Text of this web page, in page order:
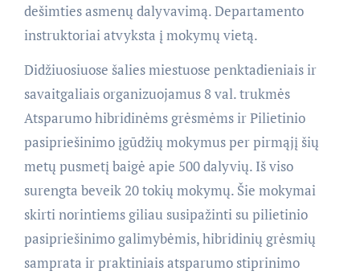
dešimties asmenų dalyvavimą. Departamento
instruktoriai atvyksta į mokymų vietą.
Didžiuosiuose šalies miestuose penktadieniais ir
savaitgaliais organizuojamus 8 val. trukmės
Atsparumo hibridinėms grėsmėms ir Pilietinio
pasipriešinimo įgūdžių mokymus per pirmąjį šių
metų pusmetį baigė apie 500 dalyvių. Iš viso
surengta beveik 20 tokių mokymų. Šie mokymai
skirti norintiems giliau susipažinti su pilietinio
pasipriešinimo galimybėmis, hibridinių grėsmių
samprata ir praktiniais atsparumo stiprinimo